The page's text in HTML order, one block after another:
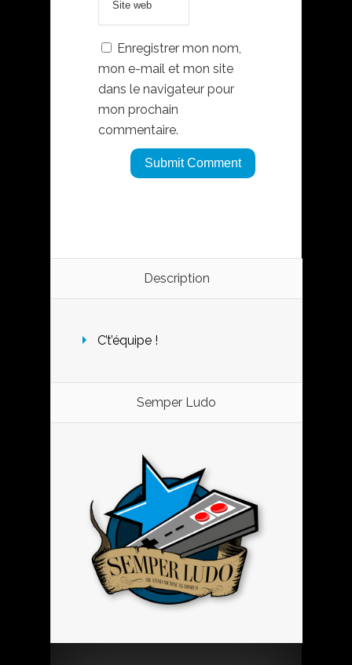
Enregistrer mon nom,
mon e-mail et mon site
dans le navigateur pour
mon prochain
commentaire.
Description
C’t’équipe !
Semper Ludo